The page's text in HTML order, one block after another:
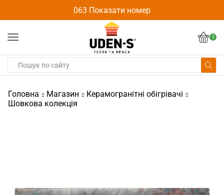
063 Показати номер
0
Головна Магазин
Керамогранітні обігрівачі
Шовкова колекція